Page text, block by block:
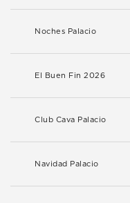
Noches Palacio
El Buen Fin 2026
Club Cava Palacio
Navidad Palacio